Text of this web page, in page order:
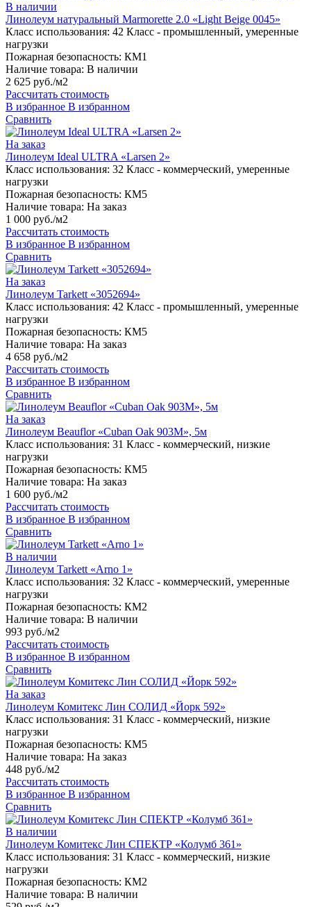
В наличии
Линолеум натуральный Marmorette 2.0 «Light Beige 0045»
Класс использования: 42 Класс - промышленный, умеренные
нагрузки
Пожарная безопасность: КМ1
Наличие товара: В наличии
2 625 руб./м2
Рассчитать стоимость
В избранное В избранном
Сравнить
На заказ
Линолеум Ideal ULTRA «Larsen 2»
Класс использования: 32 Класс - коммерческий, умеренные
нагрузки
Пожарная безопасность: КМ5
Наличие товара: На заказ
1 000 руб./м2
Рассчитать стоимость
В избранное В избранном
Сравнить
На заказ
Линолеум Tarkett «3052694»
Класс использования: 42 Класс - промышленный, умеренные
нагрузки
Пожарная безопасность: КМ5
Наличие товара: На заказ
4 658 руб./м2
Рассчитать стоимость
В избранное В избранном
Сравнить
На заказ
Линолеум Beauflor «Cuban Oak 903M», 5м
Класс использования: 31 Класс - коммерческий, низкие
нагрузки
Пожарная безопасность: КМ5
Наличие товара: На заказ
1 600 руб./м2
Рассчитать стоимость
В избранное В избранном
Сравнить
В наличии
Линолеум Tarkett «Arno 1»
Класс использования: 32 Класс - коммерческий, умеренные
нагрузки
Пожарная безопасность: КМ2
Наличие товара: В наличии
993 руб./м2
Рассчитать стоимость
В избранное В избранном
Сравнить
На заказ
Линолеум Комитекс Лин СОЛИД «Йорк 592»
Класс использования: 31 Класс - коммерческий, низкие
нагрузки
Пожарная безопасность: КМ5
Наличие товара: На заказ
448 руб./м2
Рассчитать стоимость
В избранное В избранном
Сравнить
В наличии
Линолеум Комитекс Лин СПЕКТР «Колумб 361»
Класс использования: 31 Класс - коммерческий, низкие
нагрузки
Пожарная безопасность: КМ2
Наличие товара: В наличии